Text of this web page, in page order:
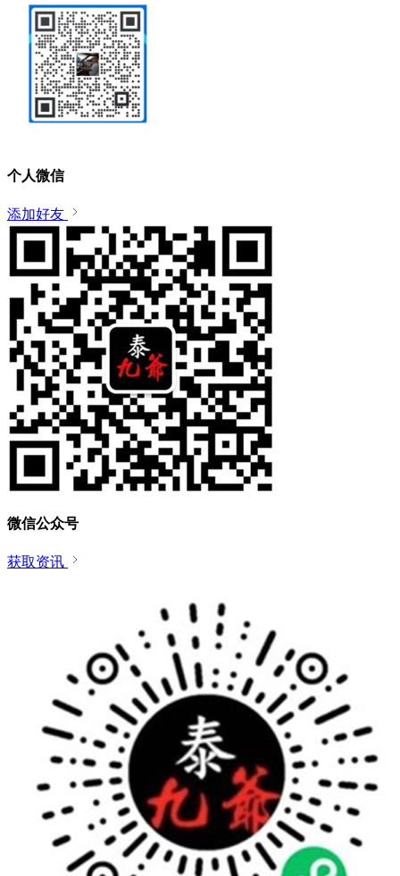
个人微信
添加好友
微信公众号
获取资讯